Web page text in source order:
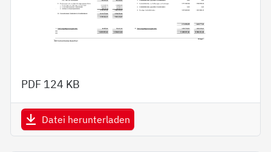
PDF 124 KB
Datei herunterladen